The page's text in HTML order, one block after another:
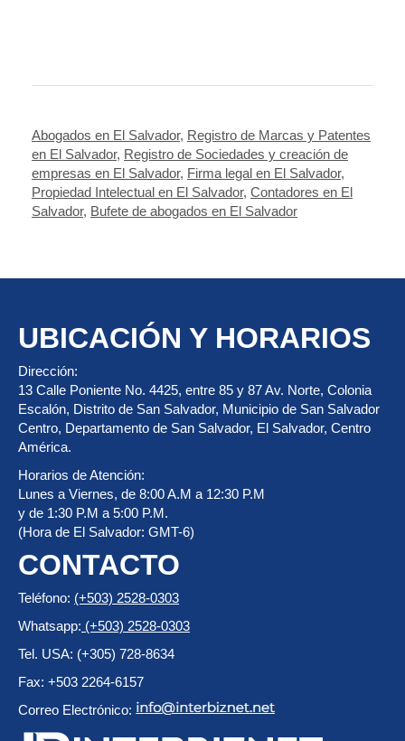
Abogados en El Salvador, Registro de Marcas y Patentes
en El Salvador, Registro de Sociedades y creación de
empresas en El Salvador, Firma legal en El Salvador,
Propiedad Intelectual en El Salvador, Contadores en El
Salvador, Bufete de abogados en El Salvador
UBICACIÓN Y HORARIOS
Dirección:
13 Calle Poniente No. 4425, entre 85 y 87 Av. Norte, Colonia
Escalón, Distrito de San Salvador, Municipio de San Salvador
Centro, Departamento de San Salvador, El Salvador, Centro
América.
Horarios de Atención:
Lunes a Viernes, de 8:00 A.M a 12:30 P.M
y de 1:30 P.M a 5:00 P.M.
(Hora de El Salvador: GMT-6)
CONTACTO
Teléfono: (+503) 2528-0303
Whatsapp: (+503) 2528-0303
Tel. USA: (+305) 728-8634
Fax: +503 2264-6157
Correo Electrónico: